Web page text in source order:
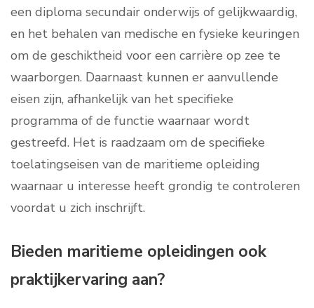
een diploma secundair onderwijs of gelijkwaardig,
en het behalen van medische en fysieke keuringen
om de geschiktheid voor een carrière op zee te
waarborgen. Daarnaast kunnen er aanvullende
eisen zijn, afhankelijk van het specifieke
programma of de functie waarnaar wordt
gestreefd. Het is raadzaam om de specifieke
toelatingseisen van de maritieme opleiding
waarnaar u interesse heeft grondig te controleren
voordat u zich inschrijft.
Bieden maritieme opleidingen ook
praktijkervaring aan?